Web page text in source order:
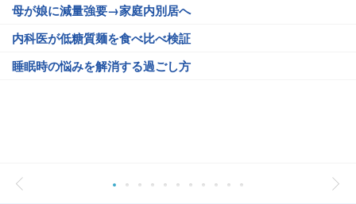
母が娘に減量強要→家庭内別居へ
内科医が低糖質麺を食べ比べ検証
睡眠時の悩みを解消する過ごし方